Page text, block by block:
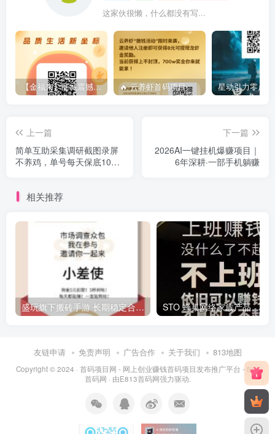
这家伙很懒，什么都没有写...
【金福来】商城震撼来袭~2026王炸摸式，全程零撸，三三滑落，每天只需要看完24个光告即可转米 🔥 云养虾首码项目｜零撸+躺赚双模式，现在上车吃肉！
上一篇
简单互助采集调研截图录屏
不养鸡，单号每天保底100+,
下一篇
2026AI一键挂机爆赚项目｜
6年深耕·一部手机躺赚
相关推荐
盛玩旗下搬砖手游 长期稳定合作，副业日赚百米
友链申请 免责声明 广告合作 关于我们 813地图
Copyright © 2024 · 首码项目网 - 网上创业赚钱首码项目发布推广平台 - 813
首码网 · 由E813首码网强力驱动.